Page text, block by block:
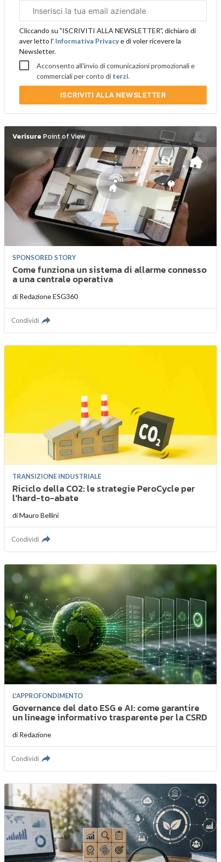
aziendale
Cliccando su "ISCRIVITI ALLA NEWSLETTER", dichiaro di
aver letto l' Informativa Privacye di voler ricevere la
Newsletter.
Acconsento all'invio di comunicazioni promozionali e
commerciali per conto di terzi.
ISCRIVITI ALLA NEWSLETTER
Verisure Point of View
SPONSORED STORY
Come funziona un sistema di allarme connesso
a una centrale operativa
di Redazione ESG360
Condividi
TRANSIZIONE INDUSTRIALE
Riciclo della CO2: le strategie PeroCycle per
l'hard-to-abate
diMauro Bellini
Condividi
L'APPROFONDIMENTO
Governance del dato ESG e AI: come garantire
un lineage informativo trasparente per la CSRD
di Redazione
Condividi